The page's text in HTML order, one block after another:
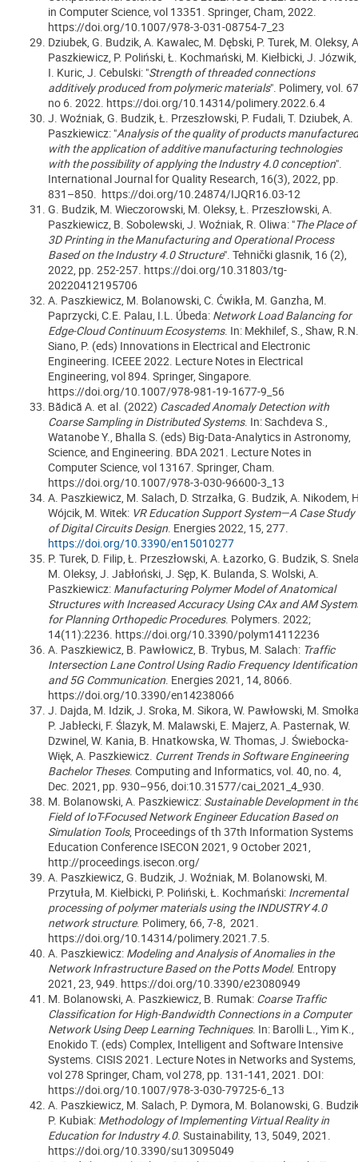
in Computer Science, vol 13351. Springer, Cham, 2022.
https://doi.org/10.1007/978-3-031-08754-7_23
Dziubek, G. Budzik, A. Kawalec, M. Dębski, P. Turek, M. Oleksy,
Paszkiewicz, P. Poliński, Ł. Kochmański, M. Kiełbicki, J. Józwik,
I. Kuric, J. Cebulski: "Strength of threaded connections
additively produced from polymeric materials". Polimery, vol.
no 6. 2022. https://doi.org/10.14314/polimery.2022.6.4
J. Woźniak, G. Budzik, Ł. Przeszłowski, P. Fudali, T. Dziubek, A.
Paszkiewicz: "Analysis of the quality of products manufactured
with the application of additive manufacturing technologies
with the possibility of applying the Industry 4.0 conception".
International Journal for Quality Research, 16(3), 2022, pp.
831–850. https://doi.org/10.24874/IJQR16.03-12
G. Budzik, M. Wieczorowski, M. Oleksy, Ł. Przeszłowski, A.
Paszkiewicz, B. Sobolewski, J. Woźniak, R. Oliwa: "The Place of
3D Printing in the Manufacturing and Operational Process
Based on the Industry 4.0 Structure". Tehnički glasnik, 16 (2),
2022, pp. 252-257. https://doi.org/10.31803/tg-
20220412195706
A. Paszkiewicz, M. Bolanowski, C. Ćwikła, M. Ganzha, M.
Paprzycki, C.E. Palau, I.L. Úbeda: Network Load Balancing for
Edge-Cloud Continuum Ecosystems. In: Mekhilef, S., Shaw,
Siano, P. (eds) Innovations in Electrical and Electronic
Engineering. ICEEE 2022. Lecture Notes in Electrical
Engineering, vol 894. Springer, Singapore.
https://doi.org/10.1007/978-981-19-1677-9_56
Bădică A. et al. (2022) Cascaded Anomaly Detection with
Coarse Sampling in Distributed Systems. In: Sachdeva S.,
Watanobe Y., Bhalla S. (eds) Big-Data-Analytics in Astronomy,
Science, and Engineering. BDA 2021. Lecture Notes in
Computer Science, vol 13167. Springer, Cham.
https://doi.org/10.1007/978-3-030-96600-3_13
A. Paszkiewicz, M. Salach, D. Strzałka, G. Budzik, A. Nikodem,
Wójcik, M. Witek: VR Education Support System—A Case Study
of Digital Circuits Design. Energies 2022, 15, 277.
https://doi.org/10.3390/en15010277
P. Turek, D. Filip, Ł. Przeszłowski, A. Łazorko, G. Budzik, S.
M. Oleksy, J. Jabłoński, J. Sęp, K. Bulanda, S. Wolski, A.
Paszkiewicz: Manufacturing Polymer Model of Anatomical
Structures with Increased Accuracy Using CAx and AM
for Planning Orthopedic Procedures. Polymers. 2022;
14(11):2236. https://doi.org/10.3390/polym14112236
A. Paszkiewicz, B. Pawłowicz, B. Trybus, M. Salach: Traffic
Intersection Lane Control Using Radio Frequency Identification
and 5G Communication. Energies 2021, 14, 8066.
https://doi.org/10.3390/en14238066
J. Dajda, M. Idzik, J. Sroka, M. Sikora, W. Pawłowski, M.
P. Jabłecki, F. Ślazyk, M. Malawski, E. Majerz, A. Pasternak, W.
Dzwinel, W. Kania, B. Hnatkowska, W. Thomas, J. Świebocka-
Więk, A. Paszkiewicz. Current Trends in Software Engineering
Bachelor Theses. Computing and Informatics, vol. 40, no. 4,
Dec. 2021, pp. 930–956, doi:10.31577/cai_2021_4_930.
M. Bolanowski, A. Paszkiewicz: Sustainable Development in the
Field of IoT-Focused Network Engineer Education Based on
Simulation Tools, Proceedings of th 37th Information Systems
Education Conference ISECON 2021, 9 October 2021,
http://proceedings.isecon.org/
A. Paszkiewicz, G. Budzik, J. Woźniak, M. Bolanowski, M.
Przytuła, M. Kiełbicki, P. Poliński, Ł. Kochmański: Incremental
processing of polymer materials using the INDUSTRY 4.0
network structure. Polimery, 66, 7-8, 2021.
https://doi.org/10.14314/polimery.2021.7.5.
A. Paszkiewicz: Modeling and Analysis of Anomalies in the
Network Infrastructure Based on the Potts Model. Entropy
2021, 23, 949. https://doi.org/10.3390/e23080949
M. Bolanowski, A. Paszkiewicz, B. Rumak: Coarse Traffic
Classification for High-Bandwidth Connections in a Computer
Network Using Deep Learning Techniques. In: Barolli L., Yim K.,
Enokido T. (eds) Complex, Intelligent and Software Intensive
Systems. CISIS 2021. Lecture Notes in Networks and Systems,
vol 278 Springer, Cham, vol 278, pp. 131-141, 2021. DOI:
https://doi.org/10.1007/978-3-030-79725-6_13
A. Paszkiewicz, M. Salach, P. Dymora, M. Bolanowski, G.
P. Kubiak: Methodology of Implementing Virtual Reality in
Education for Industry 4.0. Sustainability, 13, 5049, 2021.
https://doi.org/10.3390/su13095049